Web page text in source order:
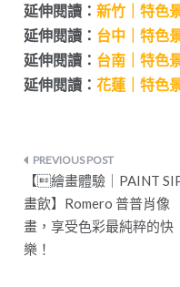
延伸閱讀：新竹｜特色
延伸閱讀： 台中｜特色
延伸閱讀： 台南｜特色
延伸閱讀：花蓮｜特色
文
章
導
【繪畫體驗｜PAINT
畫飲】Romero 普普肖像
畫，享受色彩最純粹的快
樂！